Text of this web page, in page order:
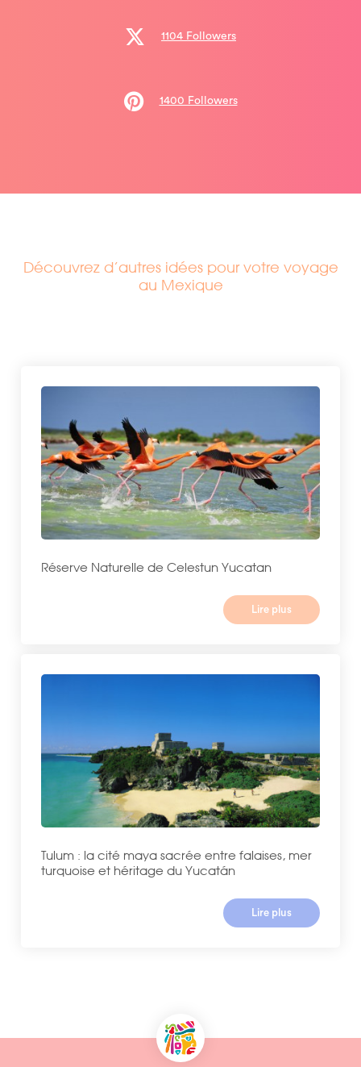
1104 Followers
1400 Followers
Découvrez d’autres idées pour votre voyage
au Mexique
Réserve Naturelle de Celestun Yucatan
Lire plus
Tulum : la cité maya sacrée entre falaises, mer
turquoise et héritage du Yucatán
Lire plus